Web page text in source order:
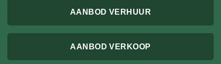
AANBOD VERHUUR
AANBOD VERKOOP